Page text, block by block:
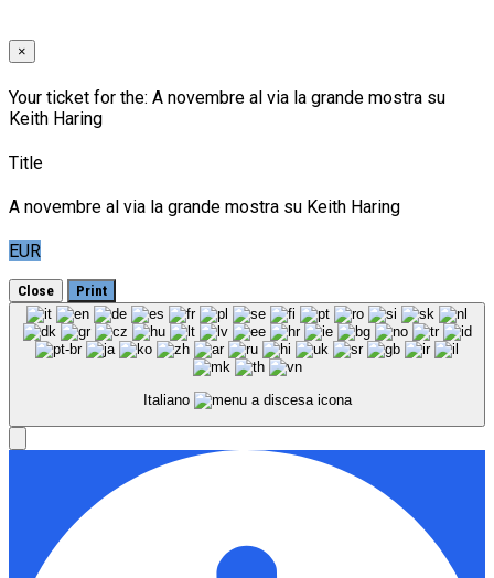
×
Your ticket for the: A novembre al via la grande mostra su
Keith Haring
Title
A novembre al via la grande mostra su Keith Haring
EUR
Close Print
Italiano